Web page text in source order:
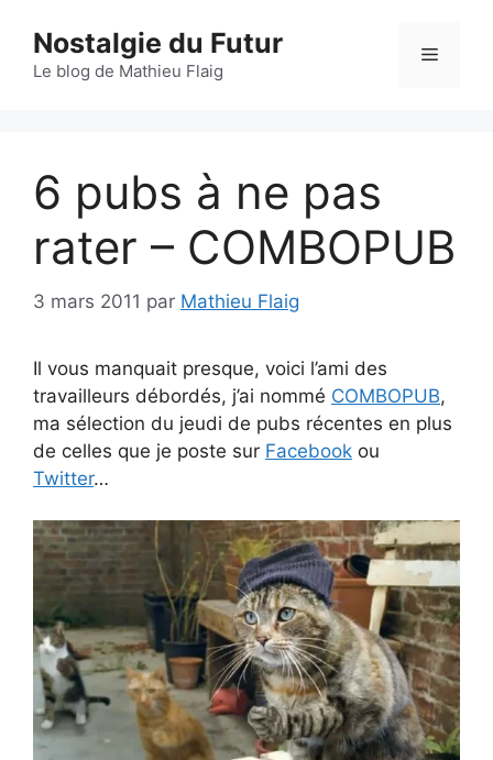
contenu
Nostalgie du Futur
Le blog de Mathieu Flaig
Menu
6 pubs à ne pas
rater – COMBOPUB
3 mars 2011 par Mathieu Flaig
Il vous manquait presque, voici l’ami des
travailleurs débordés, j’ai nommé COMBOPUB,
ma sélection du jeudi de pubs récentes en plus
de celles que je poste sur Facebook ou
Twitter…